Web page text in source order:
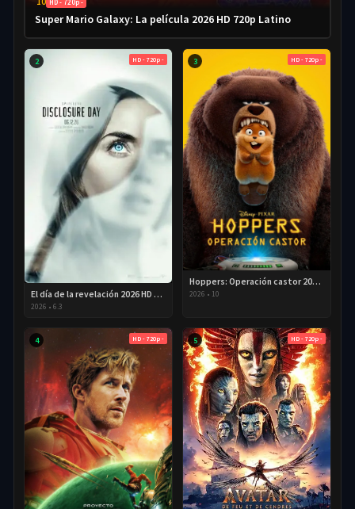
HD - 720p -
Super Mario Galaxy: La película 2026 HD 720p Latino
2 HD - 720p -
El día de la revelación 2026 HD 720P Latino
2026 • 6.3
3 HD - 720p -
Hoppers: Operación castor 2026 HD 720p Latino
2026 • 10
4 HD - 720p - 5 HD - 720p -